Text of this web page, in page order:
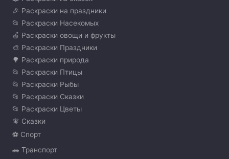
🎉 Раскраски на праздники
📂 Раскраски Насекомых
🍏 Раскраски овощи и фрукты
🎨 Раскраски Праздники
🌳 Раскраски природа
📂 Раскраски Птицы
📂 Раскраски Рыбы
📂 Раскраски Сказки
📂 Раскраски Цветы
🧚 Сказки
⚽ Спорт
🚗 Транспорт